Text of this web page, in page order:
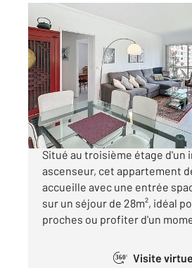
PERIGUEUX 24
108,27 m 2, 5 pièces
Ref : 21041
Appartement F5 à
315 000 €
PERIGUEUX CENTRE
Situé au troisième étage d'un
ascenseur, cet appartement
accueille avec une entrée
sur un séjour de 28m², idéal
proches ou profiter d'un
360° Visite